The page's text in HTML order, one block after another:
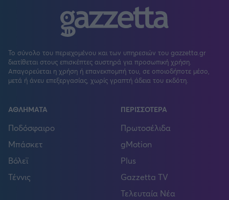
Το σύνολο του περιεχομένου και των υπηρεσιών του gazzetta.gr
διατίθεται στους επισκέπτες αυστηρά για προσωπική χρήση.
Απαγορεύεται η χρήση ή επανεκπομπή του, σε οποιοδήποτε μέσο,
μετά ή άνευ επεξεργασίας, χωρίς γραπτή άδεια του εκδότη.
ΑΘΛΗΜΑΤΑ
Ποδόσφαιρο
Μπάσκετ
Βόλεϊ
Τέννις
ΠΕΡΙΣΣΟΤΕΡΑ
Πρωτοσέλιδα
gMotion
Plus
Gazzetta TV
Τελευταία Νέα